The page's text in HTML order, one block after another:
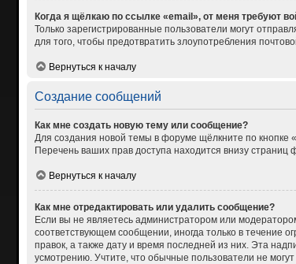
Когда я щёлкаю по ссылке «email», от меня требуют
Только зарегистрированные пользователи могут
для того, чтобы предотвратить злоупотребления
Вернуться к началу
Создание сообщений
Как мне создать новую тему или сообщение?
Для создания новой темы в форуме щёлкните по кнопке
Перечень ваших прав доступа находится внизу
Вернуться к началу
Как мне отредактировать или удалить сообщение?
Если вы не являетесь администратором или
соответствующем сообщении, иногда только в течение
правок, а также дату и время последней из них. Эта
усмотрению. Учтите, что обычные пользователи не